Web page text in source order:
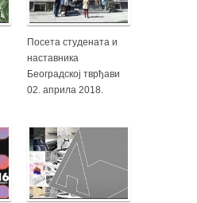
Посета студената и
наставника
Београдској тврђави
02. априла 2018.